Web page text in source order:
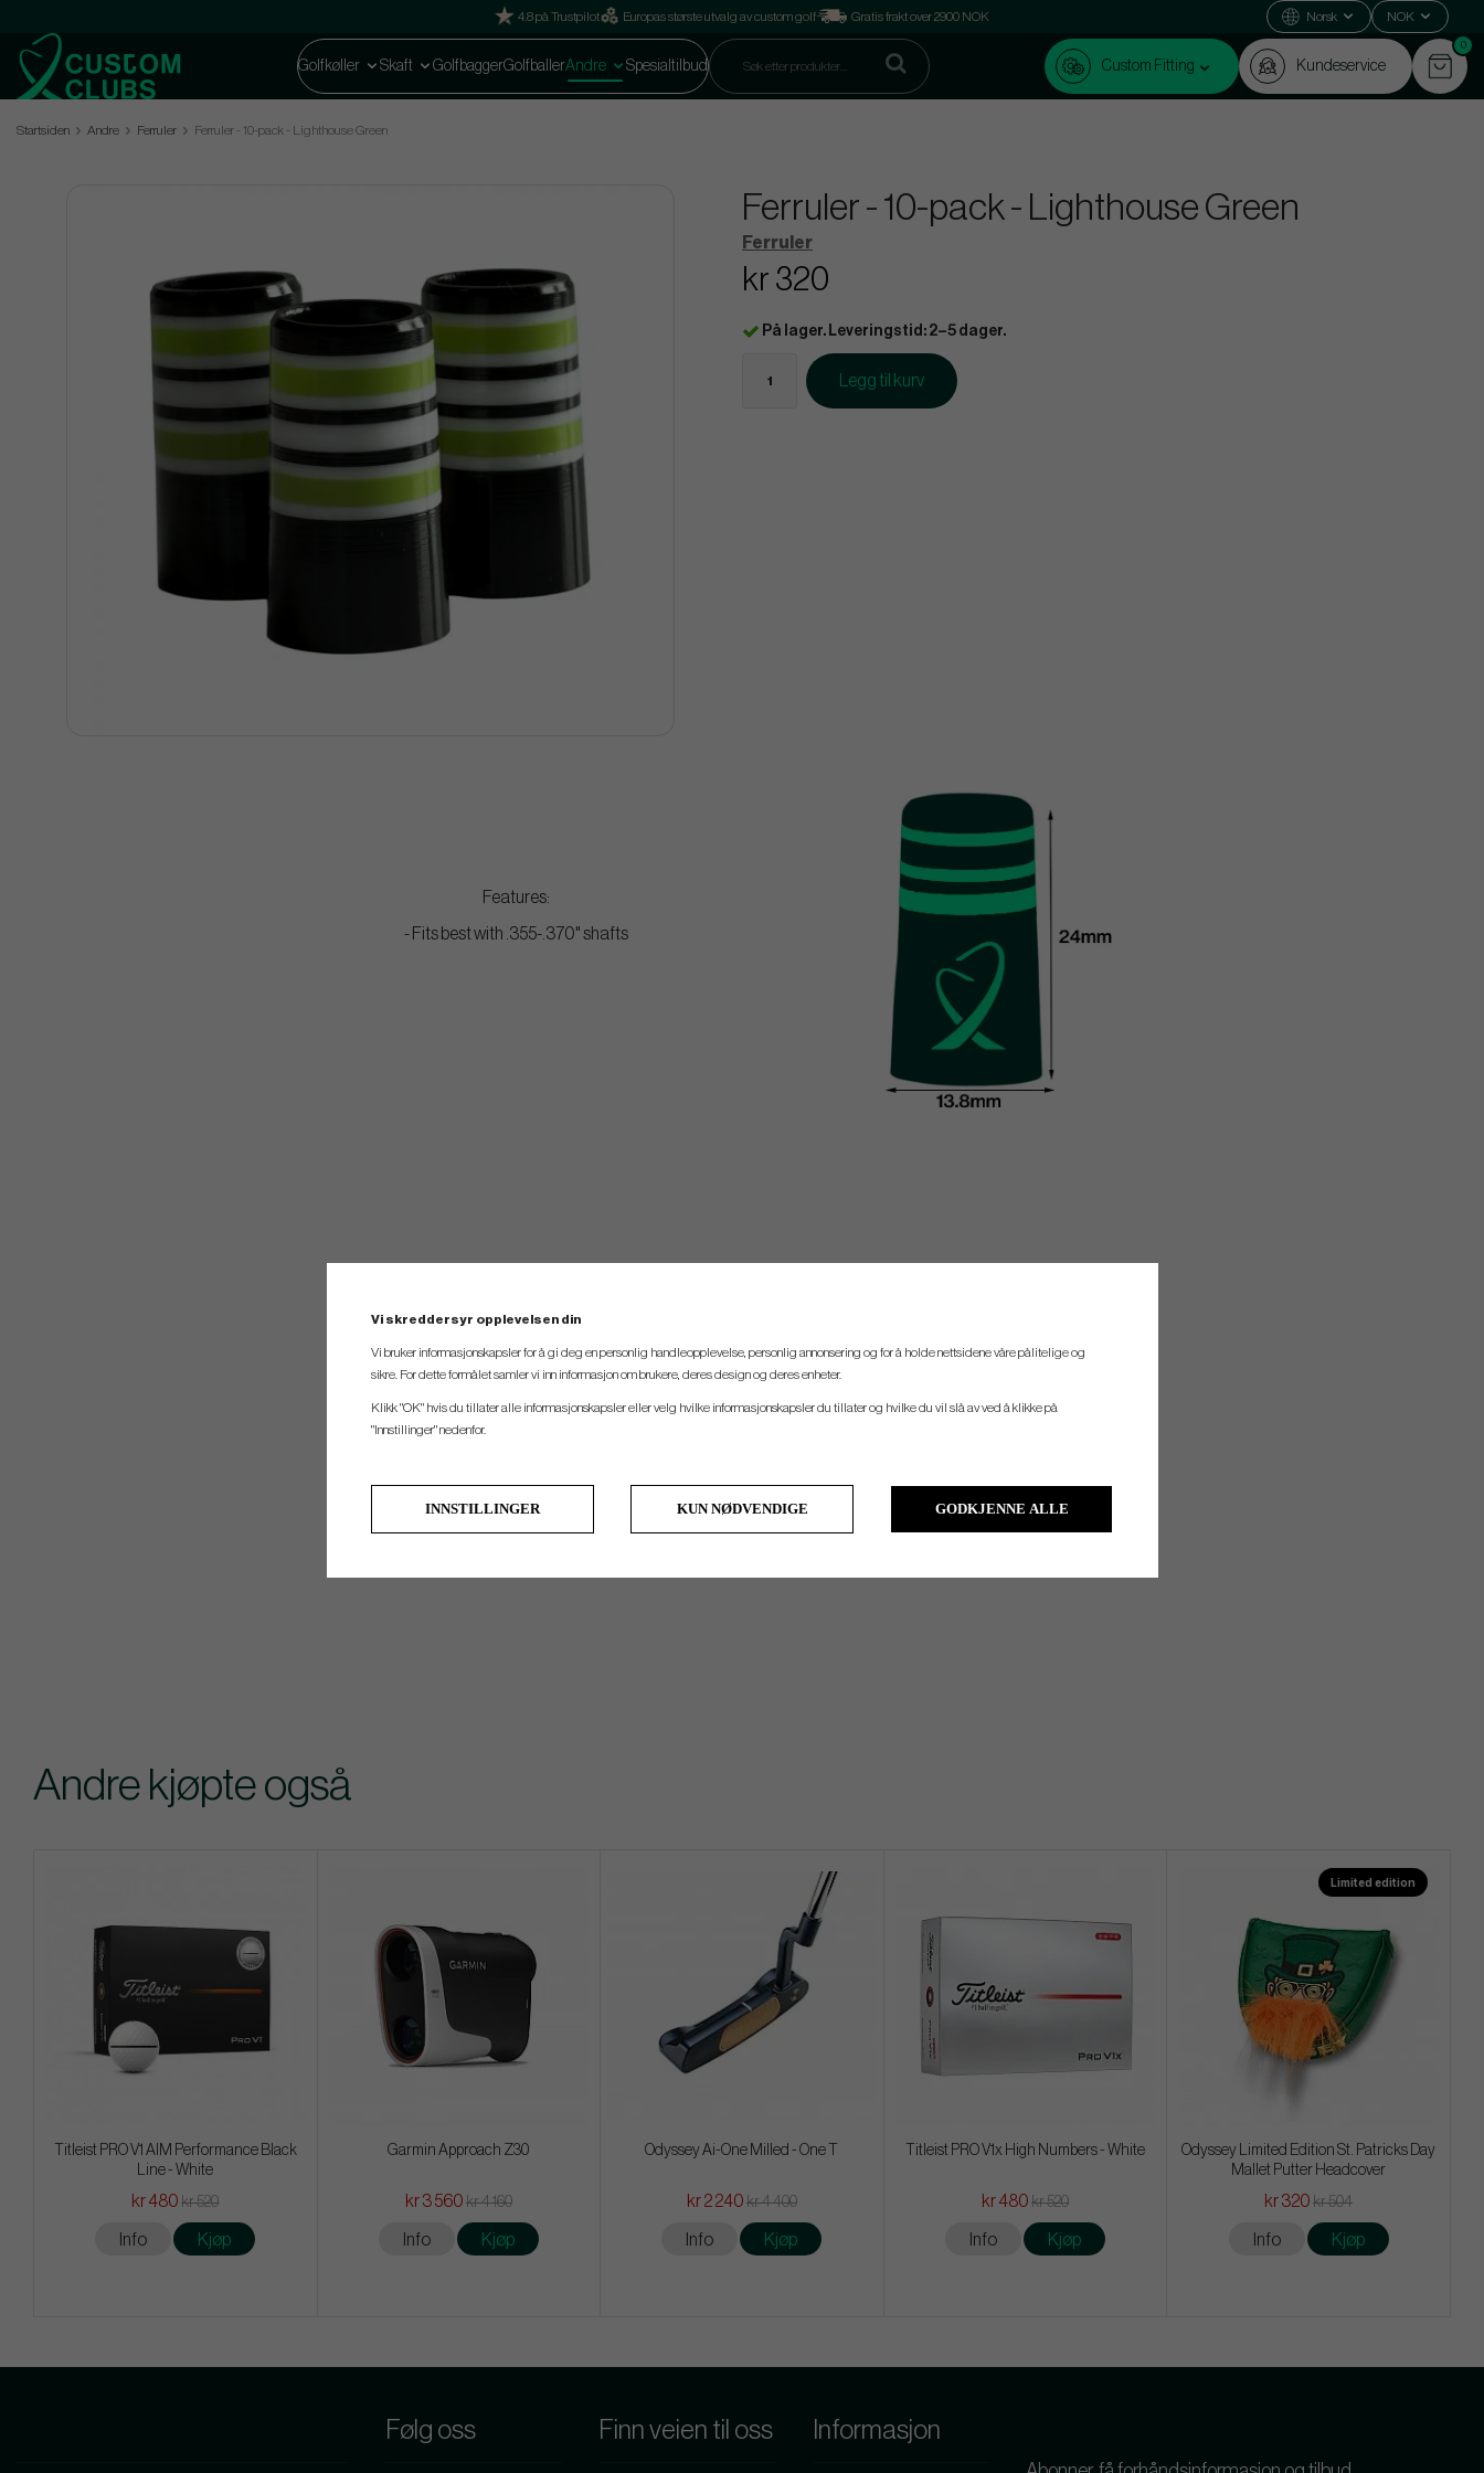
4.8 på Trustpilot Europas største utvalg av custom golf Gratis frakt over 2900 NOK Norsk NOK
Golfkøller Skaft GolfbaggerGolfballerAndre Spesialtilbud Custom Fitting Kundeservice
0
Startsiden Andre Ferruler Ferruler - 10-pack - Lighthouse Green
Ferruler - 10-pack - Lighthouse Green
Ferruler
kr 320
På lager. Leveringstid: 2–5 dager.
Legg til kurv
Features:
- Fits best with .355-.370" shafts
Andre kjøpte også
Titleist PRO V1 AIM Performance Black
Line - White
kr 480 kr 520
Info Kjøp
Garmin Approach Z30
kr 3 560 kr 4 160
Info Kjøp
Odyssey Ai-One Milled - One T
kr 2 240 kr 4 400
Info Kjøp
Titleist PRO V1x High Numbers - White
kr 480 kr 520
Info Kjøp
Limited edition
Odyssey Limited Edition St. Patricks Day
Mallet Putter Headcover
kr 320 kr 504
Info Kjøp
Følg oss Finn veien til oss Informasjon
Vi skreddersyr opplevelsen din
Vi bruker informasjonskapsler for å gi deg en personlig handleopplevelse, personlig annonsering og for å holde nettsidene våre pålitelige og
sikre. For dette formålet samler vi inn informasjon om brukere, deres design og deres enheter.
Klikk "OK" hvis du tillater alle informasjonskapsler eller velg hvilke informasjonskapsler du tillater og hvilke du vil slå av ved å klikke på
"Innstillinger" nedenfor.
INNSTILLINGER KUN NØDVENDIGE GODKJENNE ALLE